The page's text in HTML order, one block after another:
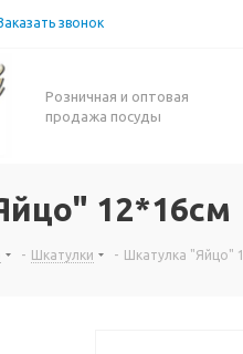
звонок
Розничная и оптовая
продажа посуды
12*16см
- Шкатулки - Шкатулка "Яйцо"